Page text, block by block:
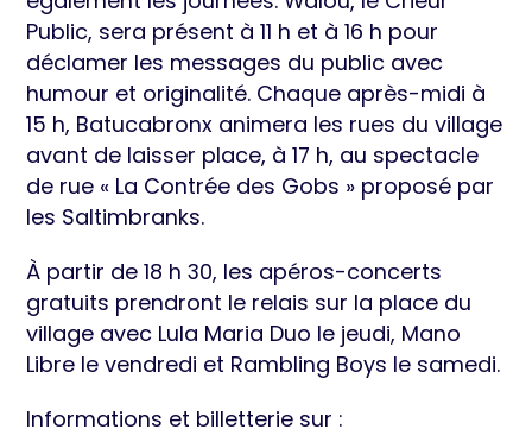
Public, sera présent à 11 h et à 16 h pour
déclamer les messages du public avec
humour et originalité. Chaque après-midi à
15 h, Batucabronx animera les rues du village
avant de laisser place, à 17 h, au spectacle
de rue « La Contrée des Gobs » proposé par
les Saltimbranks.
À partir de 18 h 30, les apéros-concerts
gratuits prendront le relais sur la place du
village avec Lula Maria Duo le jeudi, Mano
Libre le vendredi et Rambling Boys le samedi.
Informations et billetterie sur :